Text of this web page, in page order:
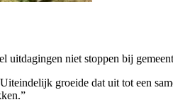
niet stoppen bij
groeide dat uit tot een